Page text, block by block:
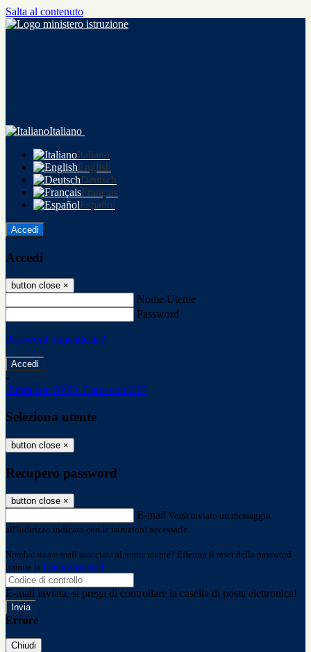
Salta al contenuto
Italiano
Italiano
English
Deutsch
Français
Español
Accedi
Accedi
button close ×
Nome Utente
Password
Password dimenticata?
-
Entra con SPID Entra con CIE
Seleziona utente
button close ×
Recupero password
button close ×
E-mail Verrà inviato un messaggio
all'indirizzo indicato con le istruzioni necessarie.
Non hai una e-mail associata al nome utente? Effettua il reset della password
tramite la Login Spaggiari
E-mail inviata, si prega di controllare la casella di posta elettronica!
Errore
Chiudi